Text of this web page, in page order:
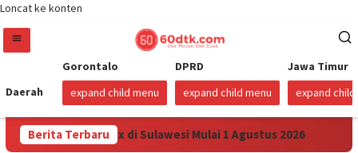
Loncat ke konten
Daerah
Gorontalo
expand child menu
DPRD
expand child menu
Jawa Timur
expand child
Berita Terbaru
Harga Pertamax di Sulawesi Mulai 1 Agustus 2026